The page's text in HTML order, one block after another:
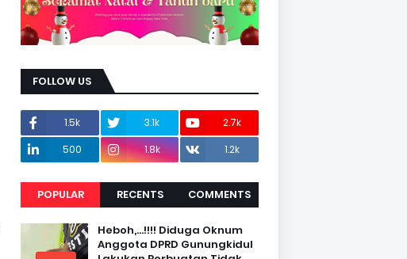
FOLLOW US
1.5k 3.1k
2.7k
500
1.8k 1.2k
POPULAR RECENTS COMMENTS
Heboh,...!!!! Diduga Oknum
Anggota DPRD Gunungkidul